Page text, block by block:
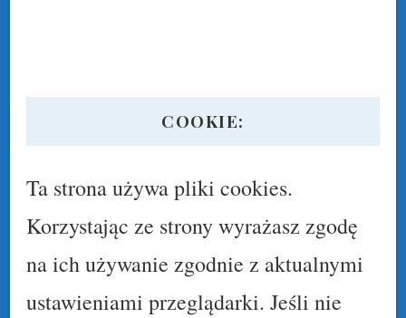
COOKIE:
Ta strona używa pliki cookies.
Korzystając ze strony wyrażasz zgodę
na ich używanie zgodnie z aktualnymi
ustawieniami przeglądarki. Jeśli nie